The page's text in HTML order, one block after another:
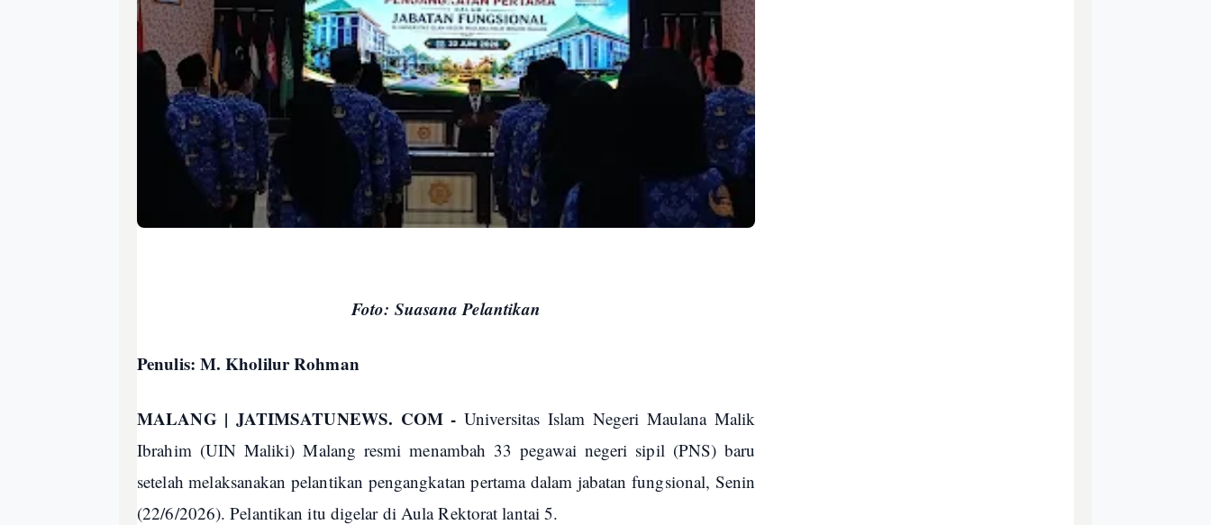
Foto: Suasana Pelantikan
Penulis: M. Kholilur Rohman
MALANG | JATIMSATUNEWS. COM - Universitas Islam Negeri Maulana Malik
Ibrahim (UIN Maliki) Malang resmi menambah 33 pegawai negeri sipil (PNS) baru
setelah melaksanakan pelantikan pengangkatan pertama dalam jabatan fungsional, Senin
(22/6/2026). Pelantikan itu digelar di Aula Rektorat lantai 5.